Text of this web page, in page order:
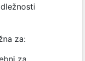
za:
za